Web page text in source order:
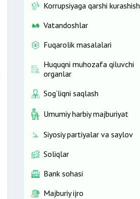
Korrupsiyaga qarshi kurashish
Vatandoshlar
Fuqarolik masalalari
Huquqni muhozafa qiluvchi
organlar
Sog‘liqni saqlash
Umumiy harbiy majburiyat
Siyosiy partiyalar va saylov
Soliqlar
Bank sohasi
Majburiy ijro